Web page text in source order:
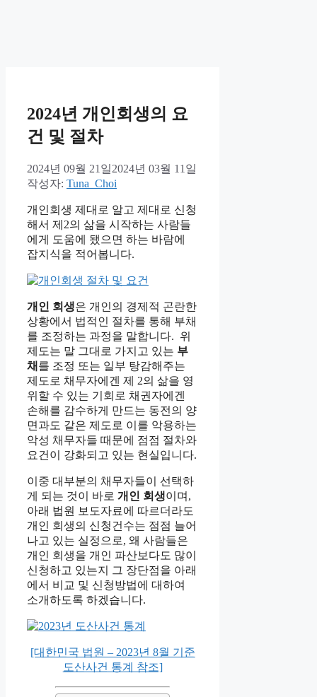
2024년 개인회생의 요
건 및 절차
2024년 09월 21일2024년 03월 11일
작성자: Tuna_Choi
개인회생 제대로 알고 제대로 신청
해서 제2의 삶을 시작하는 사람들
에게 도움에 됐으면 하는 바람에
잡지식을 적어봅니다.
개인 회생은 개인의 경제적 곤란한
상황에서 법적인 절차를 통해 부채
를 조정하는 과정을 말합니다. 위
제도는 말 그대로 가지고 있는 부
채 를 조정 또는 일부 탕감해주는
제도로 채무자에겐 제 2의 삶을 영
위할 수 있는 기회로 채권자에겐
손해를 감수하게 만드는 동전의 양
면과도 같은 제도로 이를 악용하는
악성 채무자들 때문에 점점 절차와
요건이 강화되고 있는 현실입니다.
이중 대부분의 채무자들이 선택하
게 되는 것이 바로 개인 회생이며,
아래 법원 보도자료에 따르더라도
개인 회생의 신청건수는 점점 늘어
나고 있는 실정으로, 왜 사람들은
개인 회생을 개인 파산보다도 많이
신청하고 있는지 그 장단점을 아래
에서 비교 및 신청방법에 대하여
소개하도록 하겠습니다.
[대한민국 법원 – 2023년 8월 기준
도산사건 통계 참조]